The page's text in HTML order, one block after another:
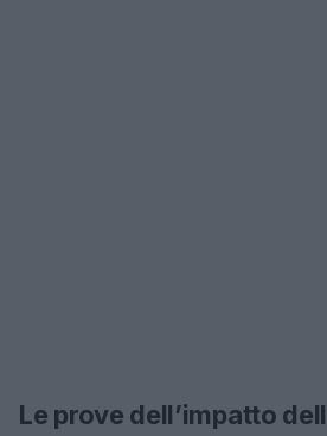
Le prove dell’impatto